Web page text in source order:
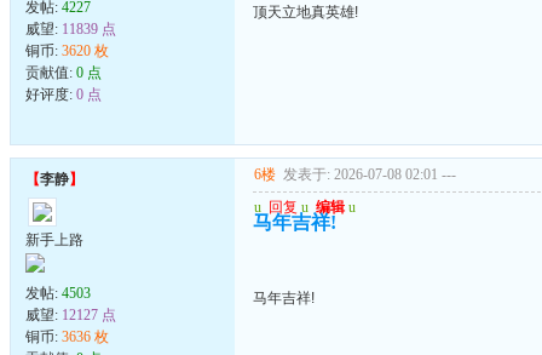
发帖: 4227
威望: 11839 点
铜币: 3620 枚
贡献值: 0 点
好评度: 0 点
顶天立地真英雄!
【李静】
新手上路
发帖: 4503
威望: 12127 点
铜币: 3636 枚
6楼 发表于: 2026-07-08 02:01 ---
u 回复 u 编辑 u
马年吉祥!
马年吉祥!